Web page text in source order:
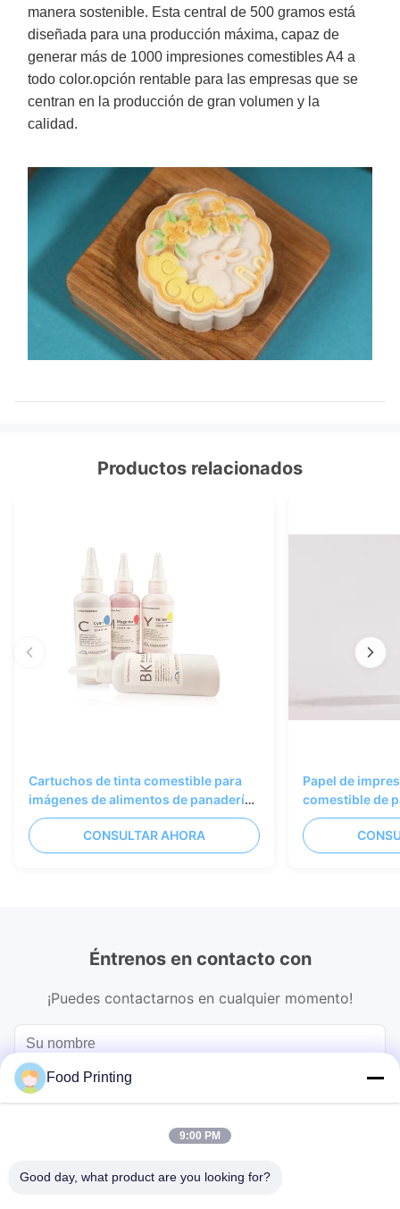
manera sostenible. Esta central de 500 gramos está
diseñada para una producción máxima, capaz de
generar más de 1000 impresiones comestibles A4 a
todo color.opción rentable para las empresas que se
centran en la producción de gran volumen y la
calidad.
Productos relacionados
Cartuchos de tinta comestible para
imágenes de alimentos de panadería,
arte de confitería
CONSULTAR AHORA
Papel de
comestible de
personalizado
negro
Éntrenos en contacto con
¡Puedes contactarnos en cualquier momento!
Food Printing
9:00 PM
Good day, what product are you looking for?